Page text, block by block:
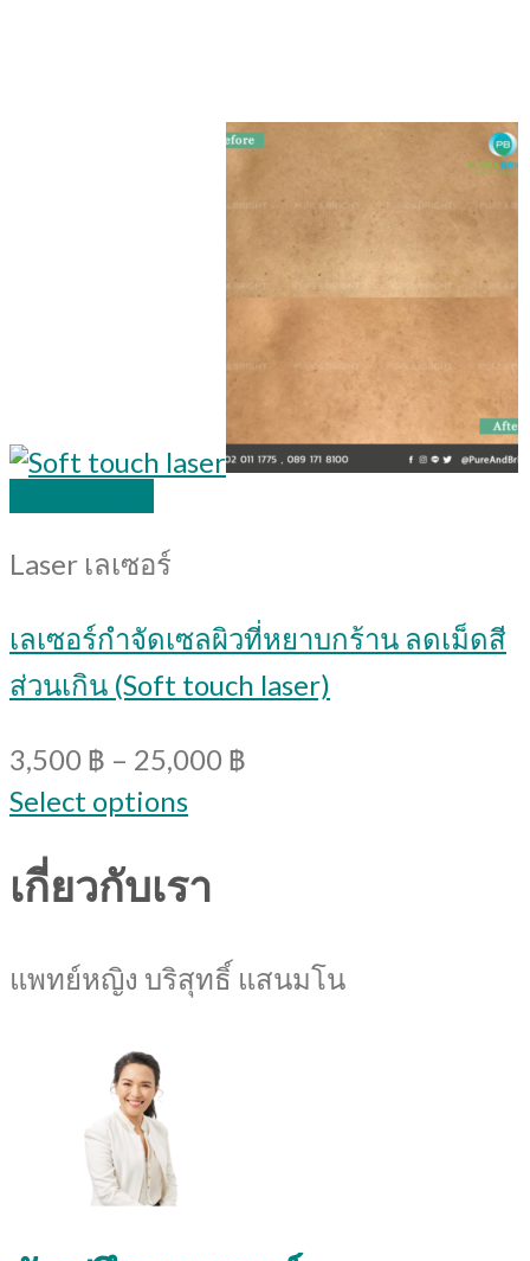
Laser เลเซอร์
เลเซอร์กำจัดเซลผิวที่หยาบกร้าน ลดเม็ดสี
ส่วนเกิน (Soft touch laser)
3,500 ฿ – 25,000 ฿
Select options
เกี่ยวกับเรา
แพทย์หญิง บริสุทธิ์ แสนมโน